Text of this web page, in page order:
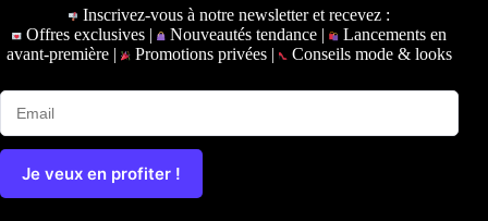
Inscrivez-vous à notre newsletter et recevez :
Offres exclusives |
Nouveautés tendance |
Lancements en
avant-première | Promotions privées | Conseils mode & looks
Je veux en profiter !